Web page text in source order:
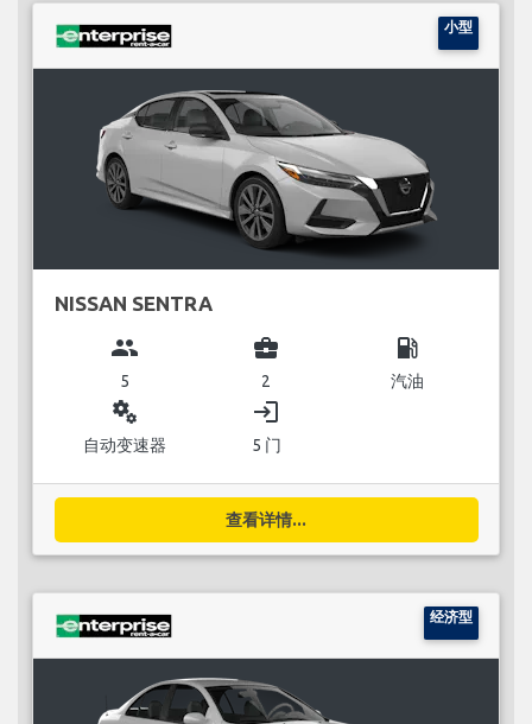
小型
NISSAN SENTRA
group
5
business_center
2
local_gas_station
汽油
miscellaneous_services
自动变速器
login
5 门
查看详情...
经济型